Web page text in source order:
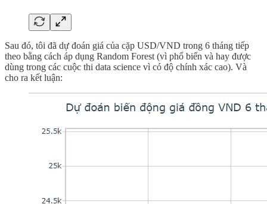
Sau đó, tôi đã dự đoán giá của cặp USD/VND trong 6 tháng tiếp
theo bằng cách áp dụng Random Forest (vì phổ biến và hay được
dùng trong các cuộc thi data science vì có độ chính xác cao). Và
cho ra kết luận: